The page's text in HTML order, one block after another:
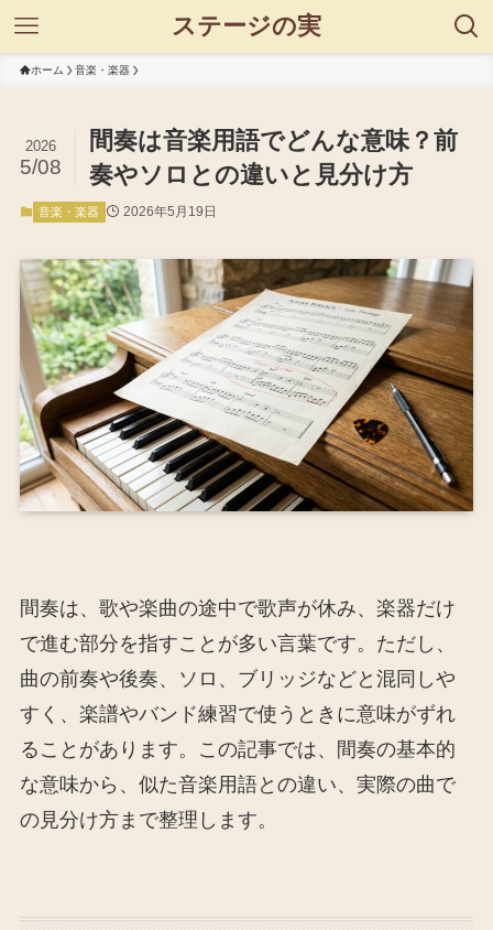
ステージの実
ホーム 音楽・楽器
間奏は音楽用語でどんな意味？前
奏やソロとの違いと見分け方
2026
5/08
音楽・楽器 2026年5月19日
間奏は、歌や楽曲の途中で歌声が休み、楽器だけ
で進む部分を指すことが多い言葉です。ただし、
曲の前奏や後奏、ソロ、ブリッジなどと混同しや
すく、楽譜やバンド練習で使うときに意味がずれ
ることがあります。この記事では、間奏の基本的
な意味から、似た音楽用語との違い、実際の曲で
の見分け方まで整理します。